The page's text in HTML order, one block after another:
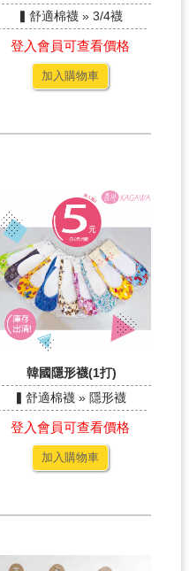
▍舒適棉襪 » 3/4襪
登入會員可查看價格
加入購物車
韓國隱形襪(1打)
▍舒適棉襪 » 隱形襪
登入會員可查看價格
加入購物車